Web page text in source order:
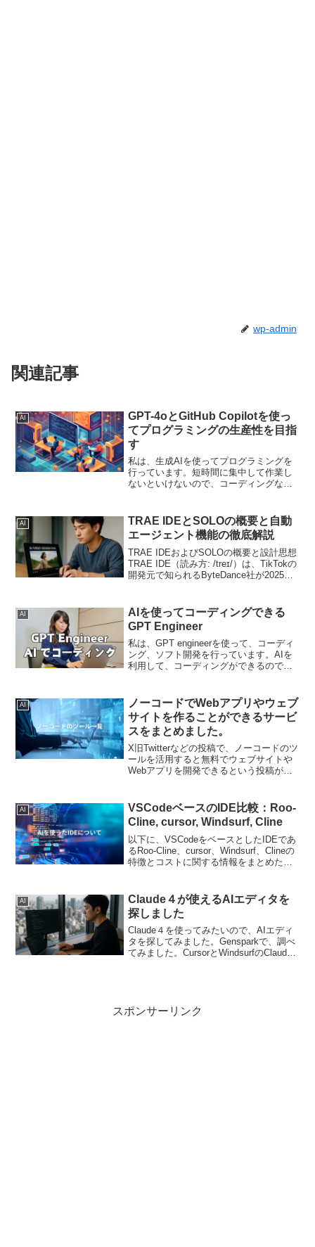
wp-admin
関連記事
AI
GPT-4oとGitHub Copilotを使っ
てプログラミングの生産性を目指
す
私は、生成AIを使ってプログラミングを
行っています。短時間に集中して作業し
ないといけないので、コーディングなど
で、とても頼もしいです。お勧めのAI無
料リートン無料でG...
AI
TRAE IDEとSOLOの概要と自動
エージェント機能の徹底解説
TRAE IDEおよびSOLOの概要と設計思想
TRAE IDE（読み方: /treɪ/）は、TikTokの
開発元で知られるByteDance社が2025年
り、...
AI
AIを使ってコーディングできる
GPT Engineer
私は、GPT engineerを使って、コーディ
ング、ソフト開発を行っています。AIを
利用して、コーディングができるので、
Engineerは、AIを活用...
AI
ノーコードでWebアプリやウェブ
サイトを作ることができるサービ
スをまとめました。
X旧Twitterなどの投稿で、ノーコードのツ
ールを活用すると無料でウェブサイトや
Webアプリを開発できるという投稿が散
有料プランを利用するように決まってい
るサービスも...
AI
VSCodeベースのIDE比較：Roo-
Cline, cursor, Windsurf, Cline
以下に、VSCodeをベースとしたIDEであ
るRoo-Cline、cursor、Windsurf、Clineの
特徴とコストに関する情報をまとめた表
AI
Claude４が使えるAIエディタを
探しました
Claude４を使ってみたいので、AIエディ
タを探してみました。Gensparkで、調べ
てみました。CursorとWindsurfのClaude
スポンサーリンク